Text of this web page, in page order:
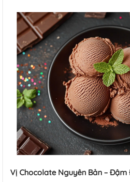
Vị Chocolate Nguyên Bản – Đậm